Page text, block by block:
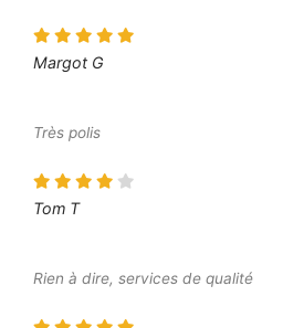
Margot G
Très polis
Tom T
Rien à dire, services de qualité